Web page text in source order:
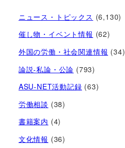
ニュース・トピックス (6,130)
催し物・イベント情報 (62)
外国の労働・社会関連情報 (34)
論説-私論・公論 (793)
ASU-NET活動記録 (63)
労働相談 (38)
書籍案内 (4)
文化情報 (36)